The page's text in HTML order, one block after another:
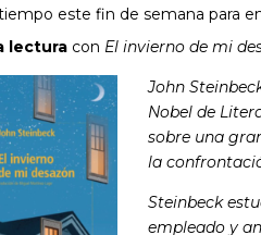
este fin de semana para
lectura con El invierno de mi
John
Nobel de
sobre una
la
Steinbeck
empleado y